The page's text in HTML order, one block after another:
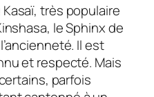
très populaire
le Sphinx de
Il est
et respecté. Mais
parfois